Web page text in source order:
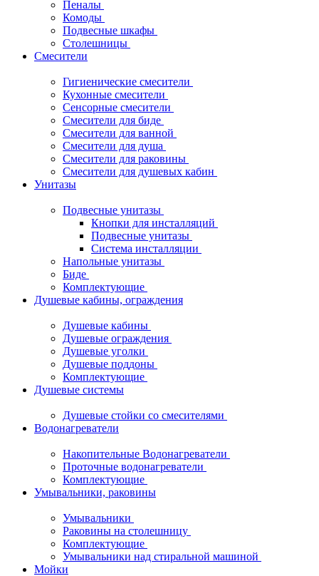
Пеналы
Комоды
Подвесные шкафы
Столешницы
Смесители
Гигиенические смесители
Кухонные смесители
Сенсорные смесители
Смесители для биде
Смесители для ванной
Смесители для душа
Смесители для раковины
Смесители для душевых кабин
Унитазы
Подвесные унитазы
Кнопки для инсталляций
Подвесные унитазы
Система инсталляции
Напольные унитазы
Биде
Комплектующие
Душевые кабины, ограждения
Душевые кабины
Душевые ограждения
Душевые уголки
Душевые поддоны
Комплектующие
Душевые системы
Душевые стойки со смесителями
Водонагреватели
Накопительные Водонагреватели
Проточные водонагреватели
Комплектующие
Умывальники, раковины
Умывальники
Раковины на столешницу
Комплектующие
Умывальники над стиральной машиной
Мойки